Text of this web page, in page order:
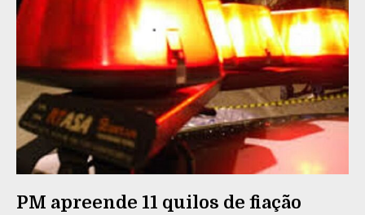
PM apreende 11 quilos de fiação